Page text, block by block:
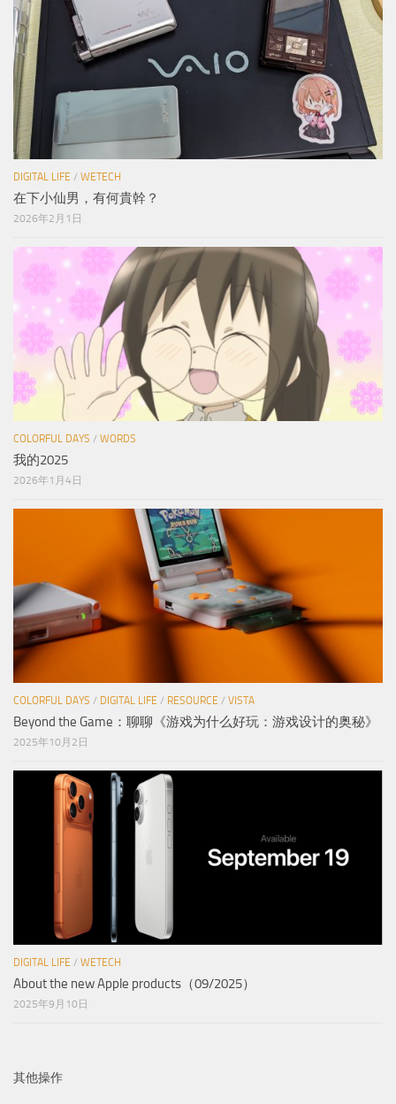
DIGITAL LIFE / WETECH
在下小仙男，有何貴幹？
2026年2月1日
COLORFUL DAYS / WORDS
我的2025
2026年1月4日
COLORFUL DAYS / DIGITAL LIFE / RESOURCE / VISTA
Beyond the Game：聊聊《游戏为什么好玩：游戏设计的奥秘》
2025年10月2日
DIGITAL LIFE / WETECH
About the new Apple products（09/2025）
2025年9月10日
其他操作